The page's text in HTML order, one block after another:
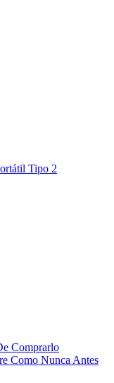
Tipo 2
Comprarlo
Como Nunca Antes